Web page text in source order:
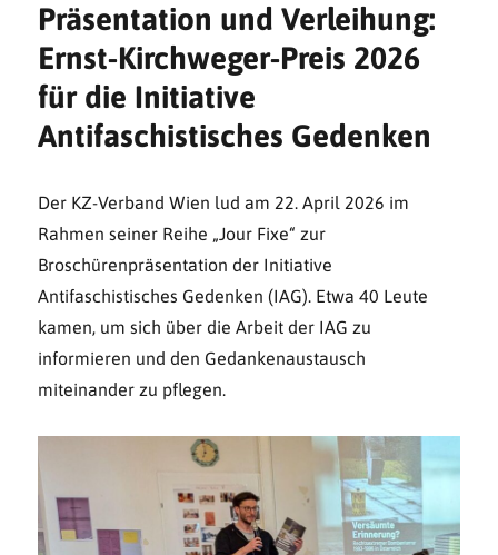
Präsentation und Verleihung:
Ernst-Kirchweger-Preis 2026
für die Initiative
Antifaschistisches Gedenken
Der KZ-Verband Wien lud am 22. April 2026 im
Rahmen seiner Reihe „Jour Fixe“ zur
Broschürenpräsentation der Initiative
Antifaschistisches Gedenken (IAG). Etwa 40 Leute
kamen, um sich über die Arbeit der IAG zu
informieren und den Gedankenaustausch
miteinander zu pflegen.